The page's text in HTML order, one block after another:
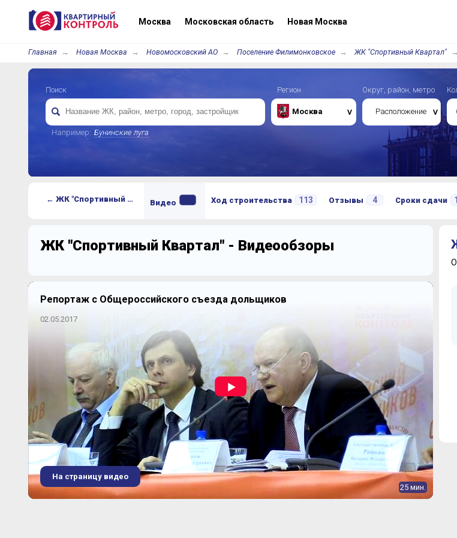
Москва Московская область Новая Москва
Главная Новая Москва Новомосковский АО Поселение Филимонковское ЖК "Спортивный Квартал"
Поиск
Например: Бунинские луга
Регион
Москва
Округ, район, метро
Расположение
← ЖК "Спортивный Квартал" Видео Ход строительства 113 Отзывы 4 Сроки сдачи
ЖК "Спортивный Квартал" - Видеообзоры
Репортаж с Общероссийского съезда дольщиков
02.05.2017
25 мин.
На страницу видео